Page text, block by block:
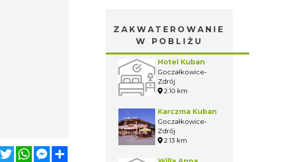
FacebookTwitterWhatsAppMessenger
ZAKWATEROWANIE
Hotel Kuban
Goczałkowice-
Zdrój